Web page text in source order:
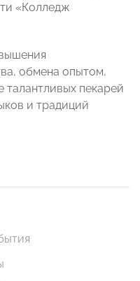
«Колледж
обмена опытом,
пекарей
и традиций